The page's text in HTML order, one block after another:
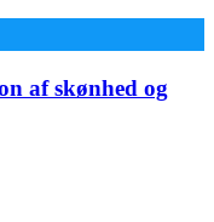
af skønhed og